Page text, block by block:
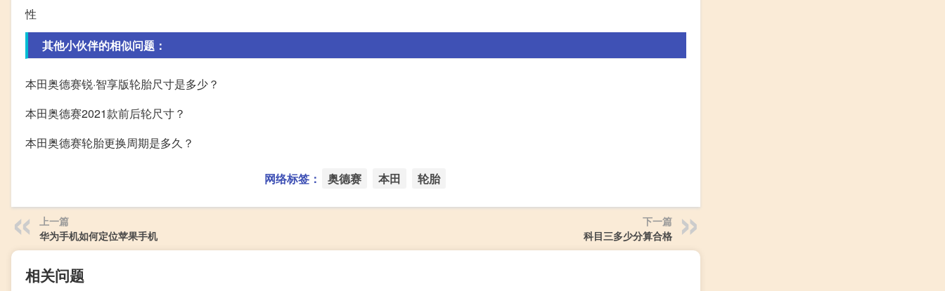
性
其他小伙伴的相似问题：
本田奥德赛锐·智享版轮胎尺寸是多少？
本田奥德赛2021款前后轮尺寸？
本田奥德赛轮胎更换周期是多久？
网络标签： 奥德赛 本田 轮胎
上一篇
华为手机如何定位苹果手机
下一篇
科目三多少分算合格
相关问题